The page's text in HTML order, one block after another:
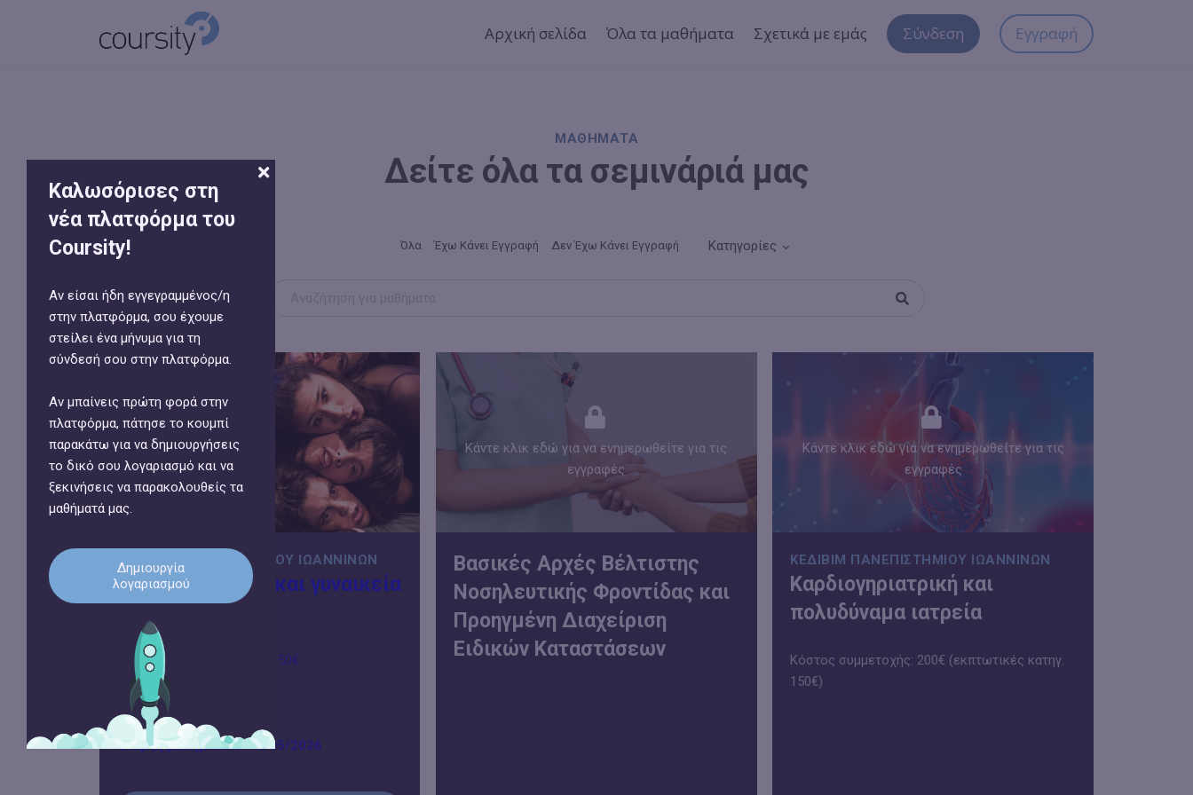
Αρχική σελίδα Όλα τα μαθήματα Σχετικά με εμάς Σύνδεση Εγγραφή
ΜΑΘΗΜΑΤΑ
Δείτε όλα τα σεμινάριά μας
Όλα Έχω Κάνει Εγγραφή Δεν Έχω Κάνει Εγγραφή Κατηγορίες
ΚΕΔΙΒΙΜ ΠΑΝΕΠΙΣΤΗΜΊΟΥ ΙΩΑΝΝΊΝΩΝ
ΕΤΗΣΙΟ: Θέατρο και γυναικεία
Κόστος συμμετοχής: από 150€
Έναρξη μαθημάτων: 18/05/2026
Κάντε κλικ εδώ για να ενημερωθείτε για τις
εγγραφές
Βασικές Αρχές Βέλτιστης
Νοσηλευτικής Φροντίδας και
Προηγμένη Διαχείριση
Ειδικών Καταστάσεων
Κάντε κλικ εδώ για να ενημερωθείτε για τις
εγγραφές
ΚΕΔΙΒΙΜ ΠΑΝΕΠΙΣΤΗΜΊΟΥ ΙΩΑΝΝΊΝΩΝ
Καρδιογηριατρική και
πολυδύναμα ιατρεία
Κόστος συμμετοχής: 200€ (εκπτωτικές κατηγ.
150€)
Καλωσόρισες στη
νέα πλατφόρμα του
Coursity!
Αν είσαι ήδη εγγεγραμμένος/η
στην πλατφόρμα, σου έχουμε
στείλει ένα μήνυμα για τη
σύνδεσή σου στην πλατφόρμα.
Αν μπαίνεις πρώτη φορά στην
πλατφόρμα, πάτησε το κουμπί
παρακάτω για να δημιουργήσεις
το δικό σου λογαριασμό και να
ξεκινήσεις να παρακολουθείς τα
μαθήματά μας.
Δημιουργία
λογαριασμού